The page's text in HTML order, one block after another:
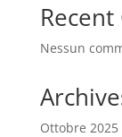
Nessun
Ottobre 2025